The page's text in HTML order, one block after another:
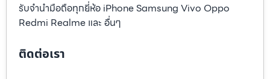
รับจำนำมือถือทุกยี่ห้อ iPhone Samsung Vivo Oppo
Redmi Realme และ อื่นๆ
ติดต่อเรา